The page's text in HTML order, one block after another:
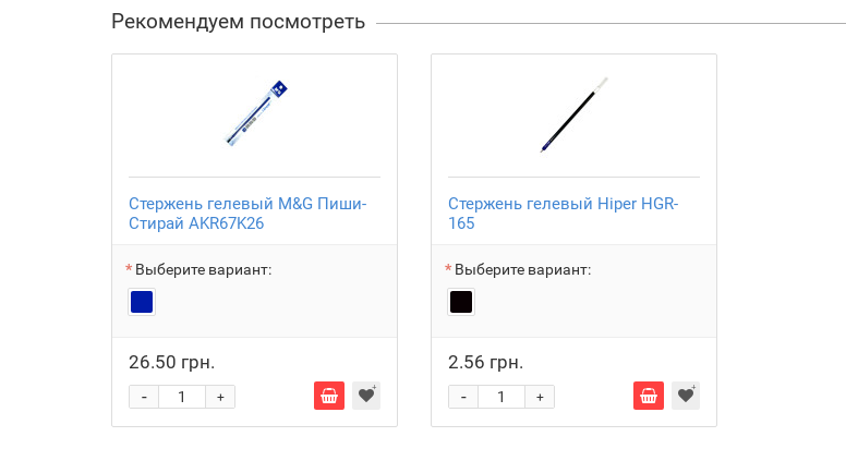
Рекомендуем посмотреть
Стержень гелевый M&G Пиши-
Стирай AKR67K26
Выберите вариант:
26.50 грн.
+
-
Стержень гелевый Hiper HGR-
165
Выберите вариант:
2.56 грн.
+
-